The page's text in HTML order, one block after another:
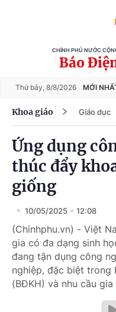
CHÍNH PHỦ NƯỚC
Báo
Thứ bảy, 8/8/2026 MỚI
Khoa giáo Giáo dục
Ứng dụng
thúc đẩy
giống
10/05/2025 12:08
(Chinhphu.vn) - Việt
gia có đa dạng sinh
đang tận dụng công
nghiệp, đặc biệt trong
(BĐKH) và nhu cầu